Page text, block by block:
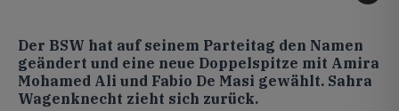
Der BSW hat auf seinem Parteitag den Namen
geändert und eine neue Doppelspitze mit Amira
Mohamed Ali und Fabio De Masi gewählt. Sahra
Wagenknecht zieht sich zurück.